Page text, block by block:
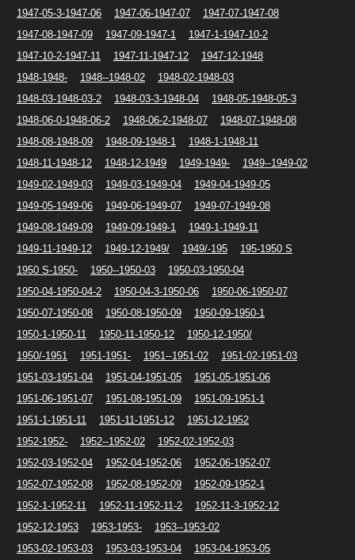
1947-05-3-1947-06
1947-06-1947-07
1947-07-1947-08
1947-08-1947-09
1947-09-1947-1
1947-1-1947-10-2
1947-10-2-1947-11
1947-11-1947-12
1947-12-1948
1948-1948-
1948--1948-02
1948-02-1948-03
1948-03-1948-03-2
1948-03-3-1948-04
1948-05-1948-05-3
1948-06-0-1948-06-2
1948-06-2-1948-07
1948-07-1948-08
1948-08-1948-09
1948-09-1948-1
1948-1-1948-11
1948-11-1948-12
1948-12-1949 1949-1949-
1949--1949-02
1949-02-1949-03
1949-03-1949-04
1949-04-1949-05
1949-05-1949-06
1949-06-1949-07
1949-07-1949-08
1949-08-1949-09
1949-09-1949-1
1949-1-1949-11
1949-11-1949-12
1949-12-1949/ 1949/-195
195-1950 S
1950 S-1950-
1950--1950-03
1950-03-1950-04
1950-04-1950-04-2
1950-04-3-1950-06
1950-06-1950-07
1950-07-1950-08
1950-08-1950-09
1950-09-1950-1
1950-1-1950-11
1950-11-1950-12
1950-12-1950/
1950/-1951
1951-1951- 1951--1951-02
1951-02-1951-03
1951-03-1951-04
1951-04-1951-05
1951-05-1951-06
1951-06-1951-07
1951-08-1951-09
1951-09-1951-1
1951-1-1951-11
1951-11-1951-12
1951-12-1952
1952-1952-
1952--1952-02
1952-02-1952-03
1952-03-1952-04
1952-04-1952-06
1952-06-1952-07
1952-07-1952-08
1952-08-1952-09
1952-09-1952-1
1952-1-1952-11
1952-11-1952-11-2
1952-11-3-1952-12
1952-12-1953
1953-1953-
1953--1953-02
1953-02-1953-03
1953-03-1953-04 1953-04-1953-05